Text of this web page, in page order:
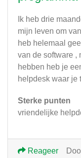
Ik heb drie
mijn leven om
heb helemaal
van de software ,
hebben heb je
helpdesk waar je
Sterke punten
vriendelijke
Reageer